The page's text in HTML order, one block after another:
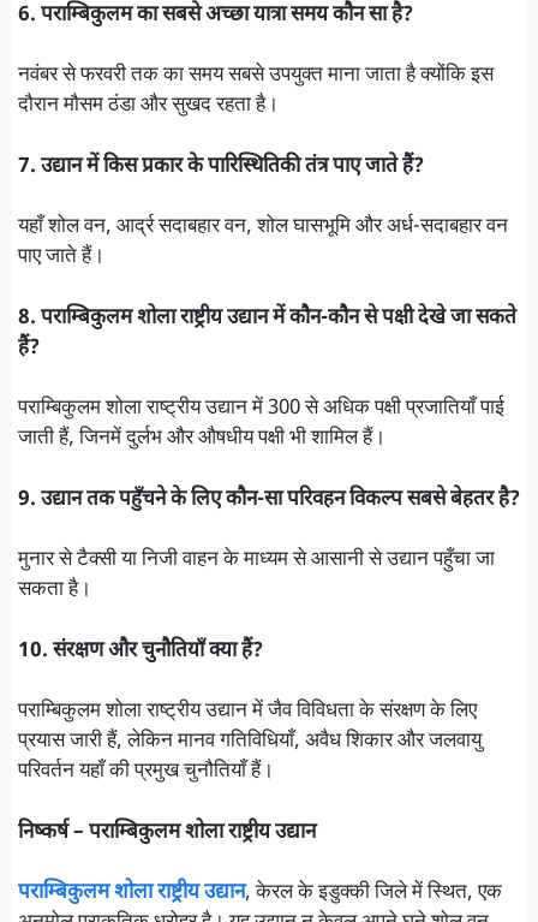
6. पराम्बिकुलम का सबसे अच्छा यात्रा समय कौन सा है?
नवंबर से फरवरी तक का समय सबसे उपयुक्त माना जाता है क्योंकि इस
दौरान मौसम ठंडा और सुखद रहता है।
7. उद्यान में किस प्रकार के पारिस्थितिकी तंत्र पाए जाते हैं?
यहाँ शोल वन, आर्द्र सदाबहार वन, शोल घासभूमि और अर्ध-सदाबहार वन
पाए जाते हैं।
8. पराम्बिकुलम शोला राष्ट्रीय उद्यान में कौन-कौन से पक्षी देखे जा सकते
हैं?
पराम्बिकुलम शोला राष्ट्रीय उद्यान में 300 से अधिक पक्षी प्रजातियाँ पाई
जाती हैं, जिनमें दुर्लभ और औषधीय पक्षी भी शामिल हैं।
9. उद्यान तक पहुँचने के लिए कौन-सा परिवहन विकल्प सबसे बेहतर है?
मुनार से टैक्सी या निजी वाहन के माध्यम से आसानी से उद्यान पहुँचा जा
सकता है।
10. संरक्षण और चुनौतियाँ क्या हैं?
पराम्बिकुलम शोला राष्ट्रीय उद्यान में जैव विविधता के संरक्षण के लिए
प्रयास जारी हैं, लेकिन मानव गतिविधियाँ, अवैध शिकार और जलवायु
परिवर्तन यहाँ की प्रमुख चुनौतियाँ हैं।
निष्कर्ष – पराम्बिकुलम शोला राष्ट्रीय उद्यान
पराम्बिकुलम शोला राष्ट्रीय उद्यान, केरल के इडुक्की जिले में स्थित, एक